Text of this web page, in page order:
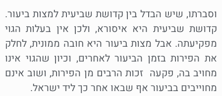
וסברתו, שיש הבדל בין קדושת שביעית למצות ביעור.
קדושת שביעית היא איסורא, ולכן אין בעלות הגוי
מפקיעתה. אבל מצות ביעור היא חובה ממונית, לחלק
את הפירות בזמן הביעור לאחרים, וכיון שהגוי אינו
מחויב בה, פקעה זכות הרבים מן הפירות, ושוב אינם
מחוייבים בביעור אף שבאו אחר כך ליד ישראל.